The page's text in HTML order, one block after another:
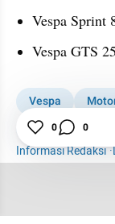
Vespa Sprint
Vespa GTS
Vespa
Sepeda Motor
Informasi Redaksi·
0 0